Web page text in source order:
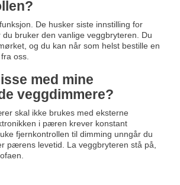
De husker siste innstilling for
bruker den vanlige veggbryteren. Du
og du kan når som helst bestille en
oss.
med mine
veggdimmere?
skal ikke brukes med eksterne
i pæren krever konstant
fjernkontrollen til dimming unngår du
pærens levetid. La veggbryteren stå på,